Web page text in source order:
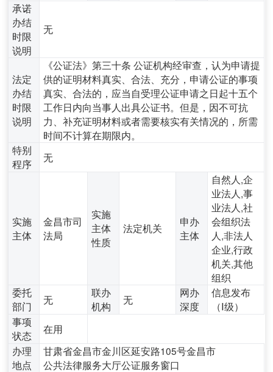
承诺
办结
时限
说明
无
法定
办结
时限
说明
《公证法》第三十条 公证机构经审查，认为申请提
供的证明材料真实、合法、充分，申请公证的事项
真实、合法的，应当自受理公证申请之日起十五个
工作日内向当事人出具公证书。但是，因不可抗
力、补充证明材料或者需要核实有关情况的，所需
时间不计算在期限内。
特别
程序
无
实施
主体
金昌市司
法局
实施
主体
性质
法定机关
申办
主体
自然人,企
业法人,事
业法人,社
会组织法
人,非法人
企业,行政
机关,其他
组织
委托
部门
无
联办
机构
无
网办
深度
信息发布
（Ⅰ级）
事项
状态
在用
办理
地点
甘肃省金昌市金川区延安路105号金昌市
公共法律服务大厅公证服务窗口